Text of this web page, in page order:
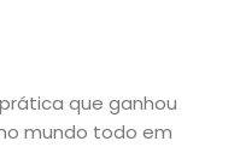
que ganhou
mundo todo em